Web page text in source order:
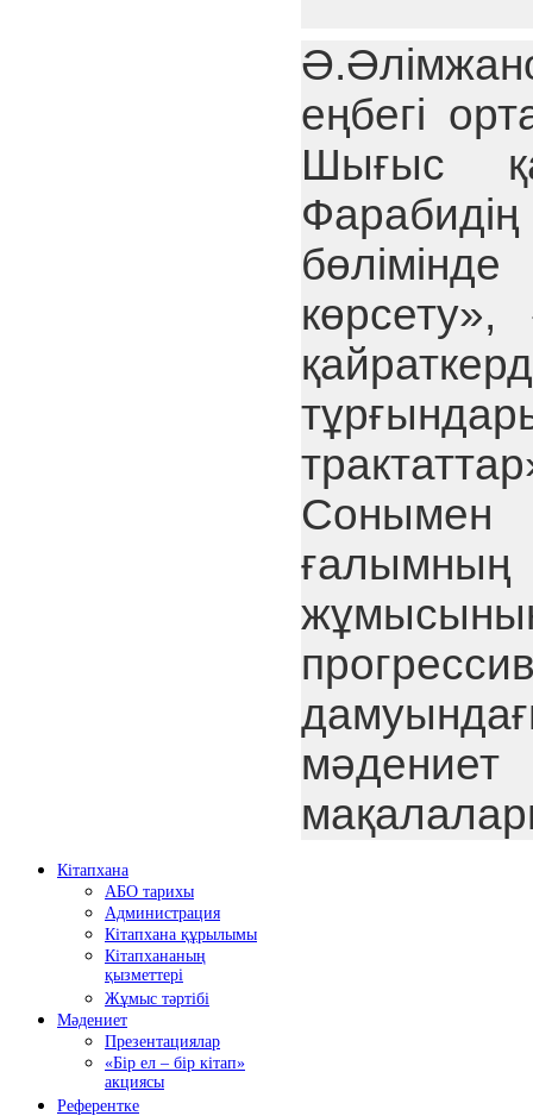
еңбегі
Шығыс
көрсету»,
Сонымен
Кітапхана
АБО тарихы
Администрация
Кітапхана құрылымы
Кітапхананың
қызметтері
Жұмыс тәртібі
Мәдениет
Презентациялар
«Бір ел – бір кітап»
акциясы
Референтке